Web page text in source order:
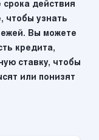
срока действия
чтобы узнать
Вы можете
кредита,
ставку, чтобы
или понизят